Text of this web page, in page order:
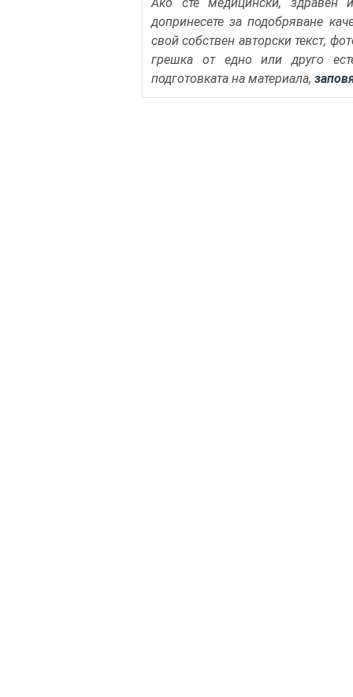
допринесете за подобряване
свой собствен авторски текст,
грешка от едно или друго
подготовката на материала,